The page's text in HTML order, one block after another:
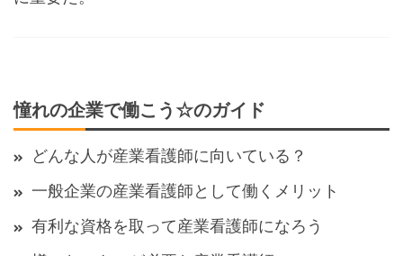
憧れの企業で働こう☆のガイド
どんな人が産業看護師に向いている？
一般企業の産業看護師として働くメリット
有利な資格を取って産業看護師になろう